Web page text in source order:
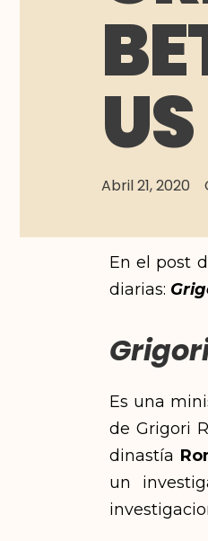
US
Abril 21, 2020
En el post
diarias:
Es una
de Grigori
dinastía
un